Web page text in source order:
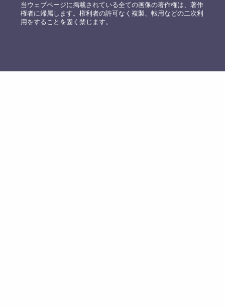
当ウェブページに掲載されている全ての画像の著作権は、著作
権者に帰属します。権利者の許可なく複製、転用などの二次利
用をすることを固く禁じます。